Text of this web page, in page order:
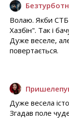
Волаю. Якби СТБ
Хазбін". Так і
Дуже веселе,
повертається.
Дуже весела
Згадав поле